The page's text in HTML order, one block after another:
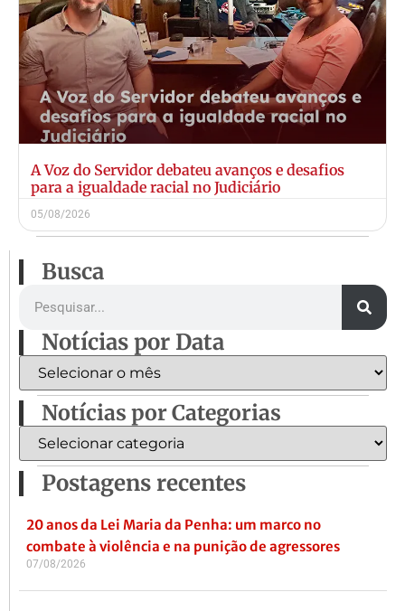
A Voz do Servidor debateu avanços e desafios
para a igualdade racial no Judiciário
05/08/2026
Busca
Notícias por Data
Notícias por Categorias
Postagens recentes
20 anos da Lei Maria da Penha: um marco no
combate à violência e na punição de agressores
07/08/2026